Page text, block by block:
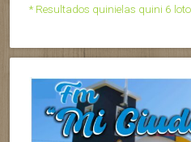
* Resultados quinielas quini 6